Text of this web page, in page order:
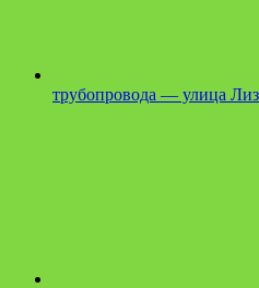
трубопровода — улица